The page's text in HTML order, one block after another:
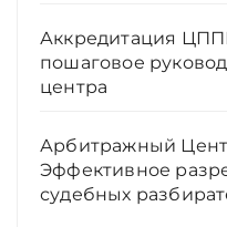
Аккредитация
пошаговое
центра
Арбитражный
Эффективное
судебных